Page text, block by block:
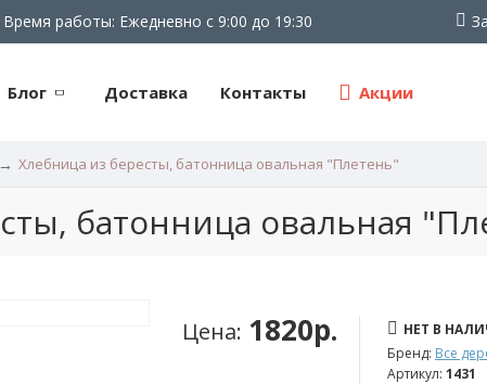
Время работы: Ежедневно с 9:00 до 19:30
Блог Доставка Контакты Акции
Хлебница из бересты, батонница овальная "Плетень"
батонница овальная
Цена: 1820р.
НЕТ В
Бренд: Все
Артикул: 1431